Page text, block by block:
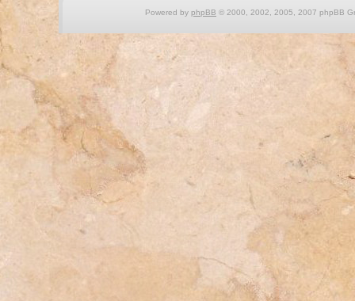
Powered by phpBB © 2000, 2002, 2005, 2007 phpBB